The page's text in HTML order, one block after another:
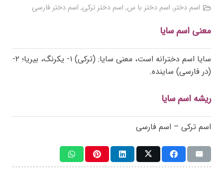
اسم دختر, اسم دختر با س, اسم دختر ترکی, اسم دختر فارسی
معنی اسم سایا
سایا اسم دخترانه است، معنی سایا: (ترکی) ۱- یکرنگ، بیریا؛ ۲-
(در فارسی) ساینده.
ریشه اسم سایا
اسم ترکی – اسم فارسی